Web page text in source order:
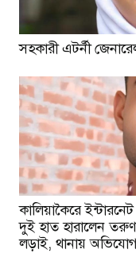
সহকারী এটর্নী
কালিয়াকৈরে
দুই হাত হারালেন
লড়াই, থানায় অভিযোগ